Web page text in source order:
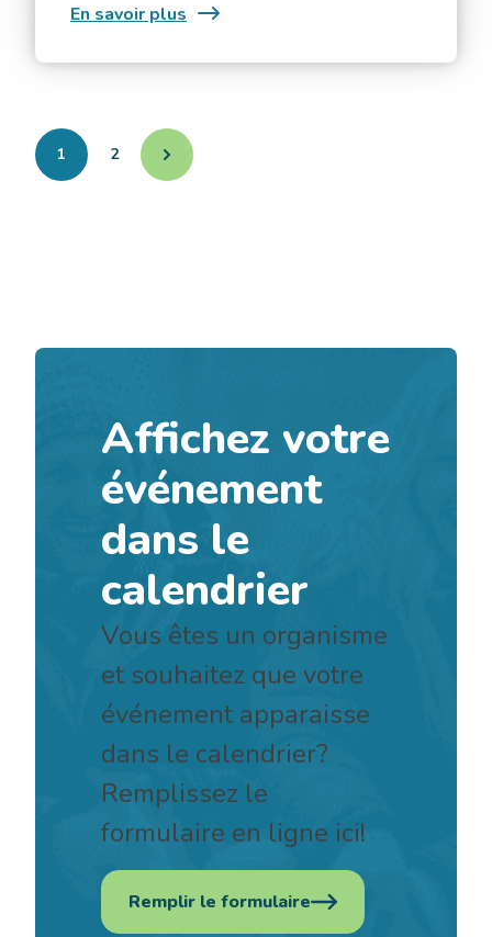
En savoir plus
de
(gratuit)
1 2
Affichez votre
événement
dans le
calendrier
Vous êtes un organisme
et souhaitez que votre
événement apparaisse
dans le calendrier?
Remplissez le
formulaire en ligne ici!
Remplir le formulaire